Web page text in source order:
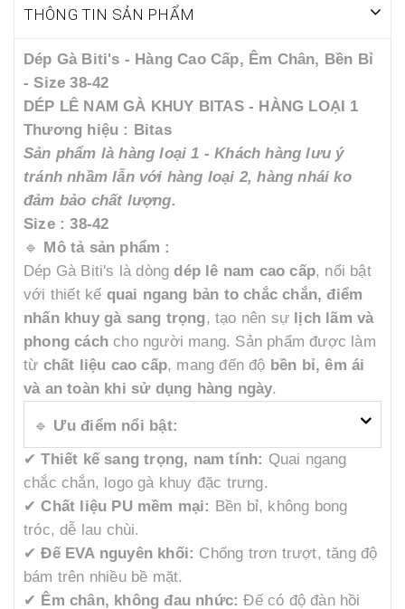
THÔNG TIN SẢN PHẨM
Dép Gà Biti's - Hàng Cao Cấp, Êm Chân, Bền Bỉ
- Size 38-42
DÉP LÊ NAM GÀ KHUY BITAS - HÀNG LOẠI 1
Thương hiệu : Bitas
Sản phẩm là hàng loại 1 - Khách hàng lưu ý
tránh nhầm lẫn với hàng loại 2, hàng nhái ko
đảm bảo chất lượng.
Size : 38-42
🔹 Mô tả sản phẩm :
Dép Gà Biti's là dòngdép lê nam cao cấp, nổi bật
với thiết kế quai ngang bản to chắc chắn, điểm
nhấn khuy gà sang trọng, tạo nên sự lịch lãm và
phong cách cho người mang. Sản phẩm được làm
từ chất liệu cao cấp, mang đến độ bền bỉ, êm ái
và an toàn khi sử dụng hàng ngày.
🔹 Ưu điểm nổi bật:
✔Thiết kế sang trọng, nam tính: Quai ngang
chắc chắn, logo gà khuy đặc trưng.
✔Chất liệu PU mềm mại: Bền bỉ, không bong
tróc, dễ lau chùi.
✔Đế EVA nguyên khối: Chống trơn trượt, tăng độ
bám trên nhiều bề mặt.
✔ Êm chân, không đau nhức: Đế có độ đàn hồi